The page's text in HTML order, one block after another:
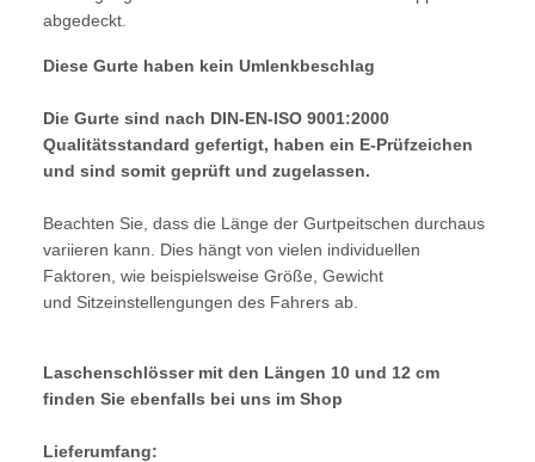
abgedeckt.
Diese Gurte haben kein Umlenkbeschlag
Die Gurte sind nach DIN-EN-ISO 9001:2000
Qualitätsstandard gefertigt, haben ein E-Prüfzeichen
und sind somit geprüft und zugelassen.
Beachten Sie, dass die Länge der Gurtpeitschen durchaus
variieren kann. Dies hängt von vielen individuellen
Faktoren, wie beispielsweise Größe, Gewicht
und Sitzeinstellengungen des Fahrers ab.
Laschenschlösser mit den Längen 10 und 12 cm
finden Sie ebenfalls bei uns im Shop
Lieferumfang: